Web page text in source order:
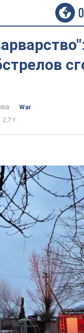
War
2,7 т.